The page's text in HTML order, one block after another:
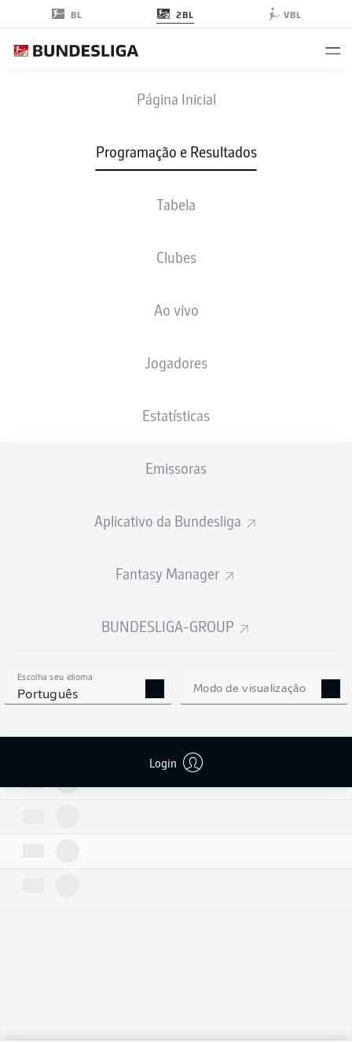
BL 2BL VBL
Página Inicial
Programação e Resultados
Tabela
Clubes
Ao vivo
Jogadores
Estatísticas
Emissoras
Aplicativo da Bundesliga
Fantasy Manager
BUNDESLIGA-GROUP
Escolha seu idioma
Português Modo de visualização
Login
FCK ELV
3 2
ESCALAÇÕES